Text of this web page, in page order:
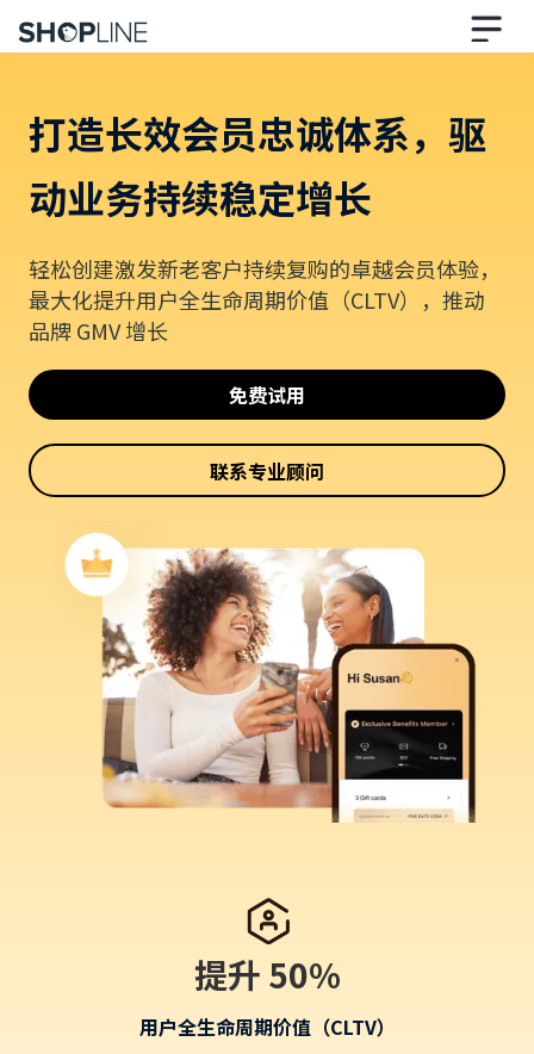
打造长效会员忠诚体系，驱
动业务持续稳定增长
轻松创建激发新老客户持续复购的卓越会员体验，
最大化提升用户全生命周期价值（CLTV），推动
品牌 GMV 增长
免费试用
联系专业顾问
提升 50%
用户全生命周期价值（CLTV）